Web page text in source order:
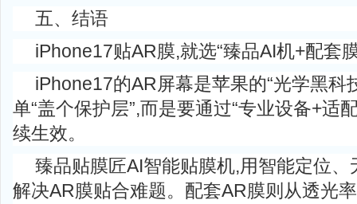
五、结语
iPhone17贴AR膜,就选“臻品AI机+配套
iPhone17的AR屏幕是苹果的“光学黑科
单“盖个保护层”,而是要通过“专业设备+适
续生效。
臻品贴膜匠AI智能贴膜机,用智能定位
解决AR膜贴合难题。配套AR膜则从透光